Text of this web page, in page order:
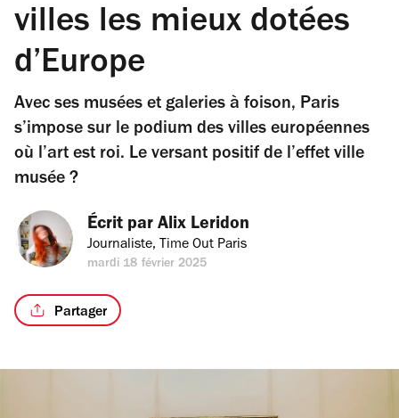
villes les mieux dotées
d’Europe
Avec ses musées et galeries à foison, Paris
s’impose sur le podium des villes européennes
où l’art est roi. Le versant positif de l’effet ville
musée ?
Écrit par Alix Leridon
Journaliste, Time Out Paris
mardi 18 février 2025
Partager